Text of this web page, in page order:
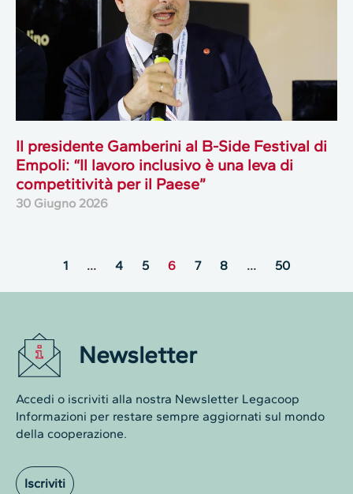
Il presidente Gamberini al B-Side Festival di
Empoli: “Il lavoro inclusivo è una leva di
competitività per il Paese”
30 Giugno 2026
1 … 4 5 6 7 8 … 50
Newsletter
Accedi o iscriviti alla nostra Newsletter Legacoop
Informazioni per restare sempre aggiornati sul mondo
della cooperazione.
Iscriviti